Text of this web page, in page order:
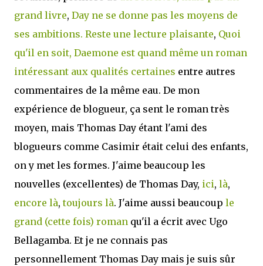
grand livre, Day ne se donne pas les moyens de
ses ambitions. Reste une lecture plaisante, Quoi
qu'il en soit, Daemone est quand même un roman
intéressant aux qualités certaines entre autres
commentaires de la même eau. De mon
expérience de blogueur, ça sent le roman très
moyen, mais Thomas Day étant l'ami des
blogueurs comme Casimir était celui des enfants,
on y met les formes. J'aime beaucoup les
nouvelles (excellentes) de Thomas Day, ici, là,
encore là,toujours là. J'aime aussi beaucoup le
grand (cette fois) roman qu'il a écrit avec Ugo
Bellagamba. Et je ne connais pas
personnellement Thomas Day mais je suis sûr